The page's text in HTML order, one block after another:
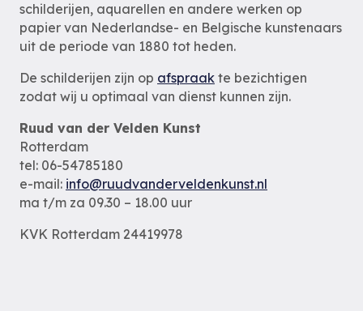
schilderijen, aquarellen en andere werken op
papier van Nederlandse- en Belgische kunstenaars
uit de periode van 1880 tot heden.
De schilderijen zijn op afspraak te bezichtigen
zodat wij u optimaal van dienst kunnen zijn.
Ruud van der Velden Kunst
Rotterdam
tel: 06-54785180
e-mail: info@ruudvanderveldenkunst.nl
ma t/m za 09.30 – 18.00 uur
KVK Rotterdam 24419978